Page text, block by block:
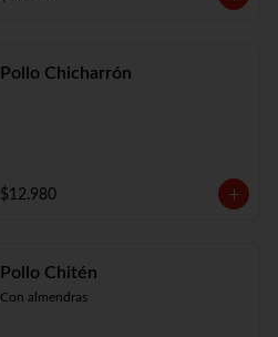
Pollo Chicharrón
$12.980
Pollo Chitén
Con almendras